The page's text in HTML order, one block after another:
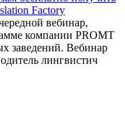
Factory
вебинар,
компании PROMT
заведений. Вебинар
лингвистич